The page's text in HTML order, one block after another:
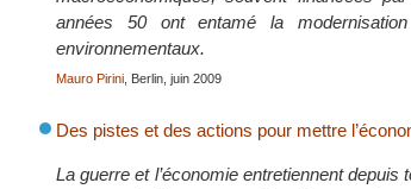
années 50 ont entamé la
environnementaux.
Mauro Pirini , Berlin, juin 2009
Des pistes et des actions pour mettre
La guerre et l’économie entretiennent